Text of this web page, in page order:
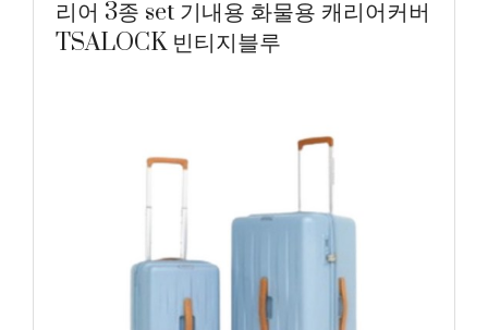
리어 3종 set 기내용 화물용 캐리어커버
TSALOCK 빈티지블루